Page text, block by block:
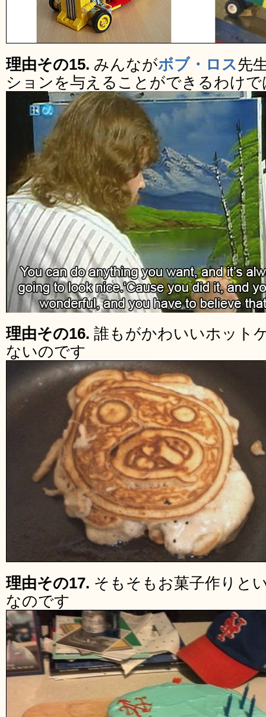
理由その15. みんながボブ・ロス先
ションを与えることができるわけ
理由その16. 誰もがかわいいホット
ないのです
理由その17. そもそもお菓子作りと
なのです